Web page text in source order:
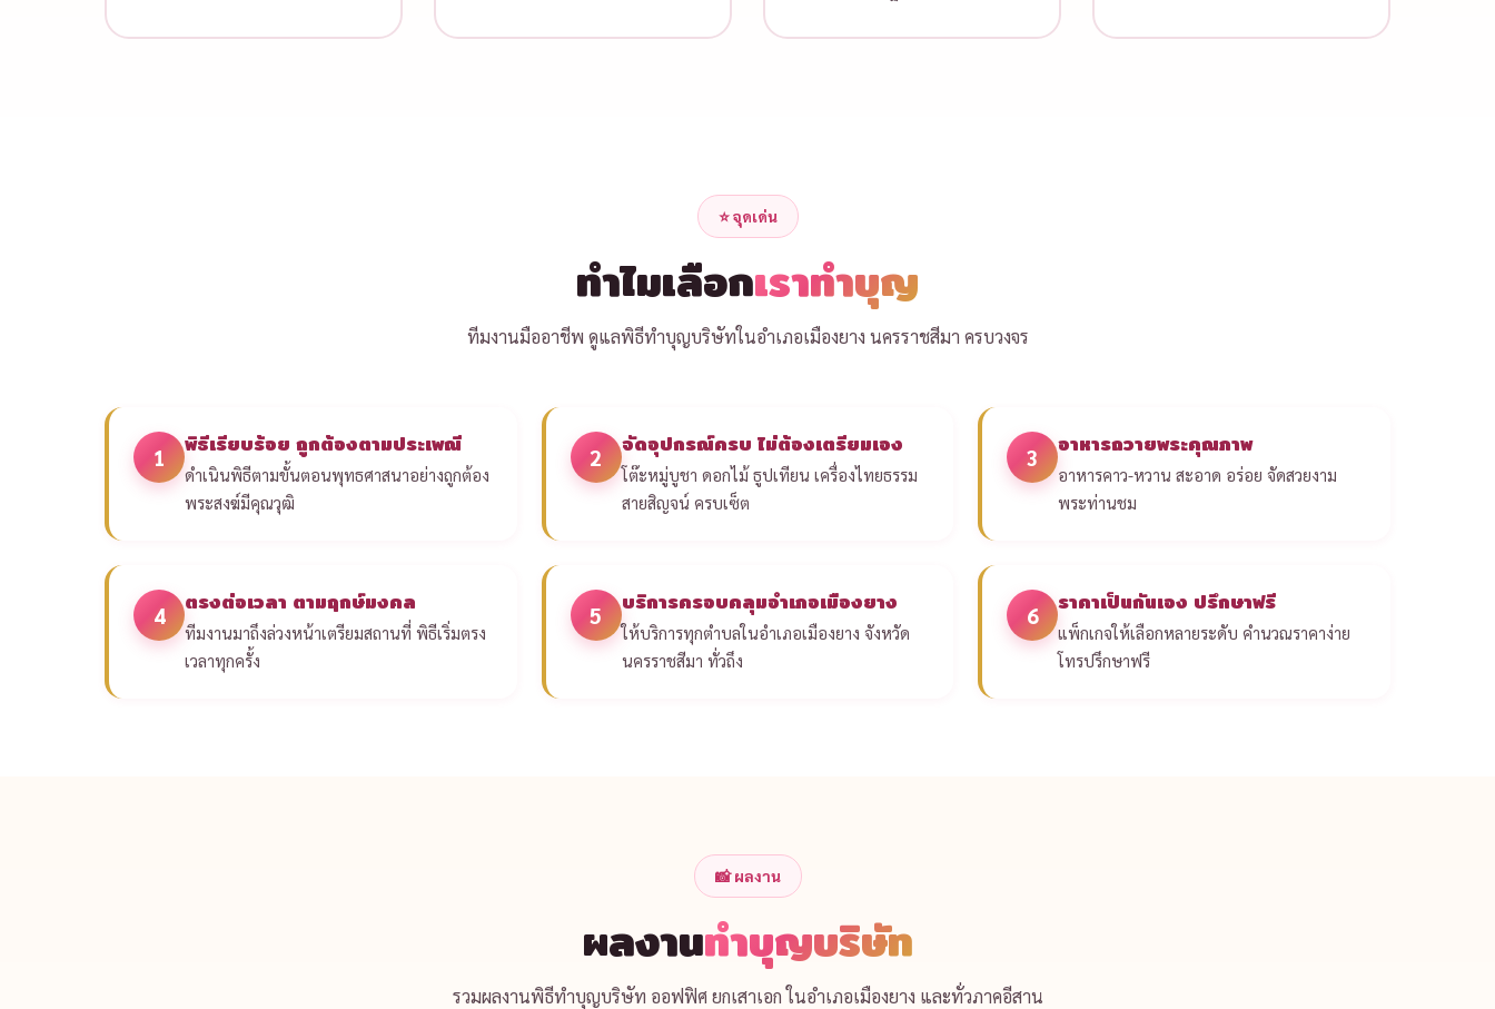
⭐ จุดเด่น
ทำไมเลือกเราทำบุญ
ทีมงานมืออาชีพ ดูแลพิธีทำบุญบริษัทในอำเภอเมืองยาง นครราชสีมา ครบวงจร
1 พิธีเรียบร้อย ถูกต้องตามประเพณี
ดำเนินพิธีตามขั้นตอนพุทธศาสนาอย่างถูกต้อง
พระสงฆ์มีคุณวุฒิ
2 จัดอุปกรณ์ครบ ไม่ต้องเตรียมเอง
โต๊ะหมู่บูชา ดอกไม้ ธูปเทียน เครื่องไทยธรรม
สายสิญจน์ ครบเซ็ต
3 อาหารถวายพระคุณภาพ
อาหารคาว-หวาน สะอาด อร่อย จัดสวยงาม
พระท่านชม
4 ตรงต่อเวลา ตามฤกษ์มงคล
ทีมงานมาถึงล่วงหน้าเตรียมสถานที่ พิธีเริ่มตรง
เวลาทุกครั้ง
5 บริการครอบคลุมอำเภอเมืองยาง
ให้บริการทุกตำบลในอำเภอเมืองยาง จังหวัด
นครราชสีมา ทั่วถึง
6 ราคาเป็นกันเอง ปรึกษาฟรี
แพ็กเกจให้เลือกหลายระดับ คำนวณราคาง่าย
โทรปรึกษาฟรี
📸 ผลงาน
ผลงานทำบุญบริษัท
รวมผลงานพิธีทำบุญบริษัท ออฟฟิศ ยกเสาเอก ในอำเภอเมืองยาง และทั่วภาคอีสาน